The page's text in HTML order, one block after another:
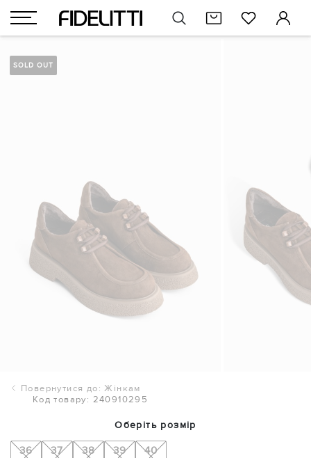
SOLD OUT
Повернутися до: Жінкам
Код товару: 240910295
Оберіть розмір
36 37 38 39 40